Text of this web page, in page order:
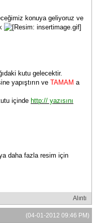
konuya geliyoruz ve
kutu gelecektir.
yapıştırın ve TAMAM a
içinde http:// yazısını
daha fazla resim için
Alıntı
(04-01-2012 09:46 PM)